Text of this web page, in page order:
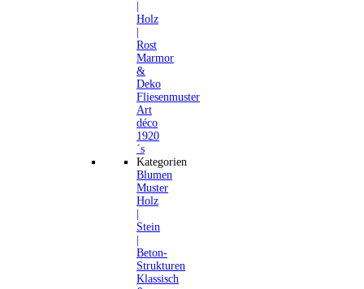
Holz
Rost
Marmor
&
Deko
Fliesenmuster
Art
déco
1920
´s
Kategorien
Blumen
Muster
Holz
Stein
Beton-
Strukturen
Klassisch